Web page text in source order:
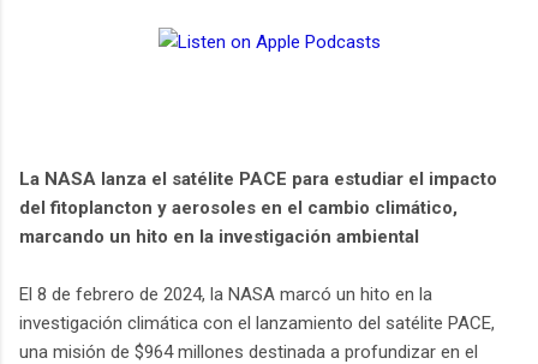
La NASA lanza el satélite PACE para estudiar el impacto
del fitoplancton y aerosoles en el cambio climático,
marcando un hito en la investigación ambiental
El 8 de febrero de 2024, la NASA marcó un hito en la
investigación climática con el lanzamiento del satélite PACE,
una misión de $964 millones destinada a profundizar en el